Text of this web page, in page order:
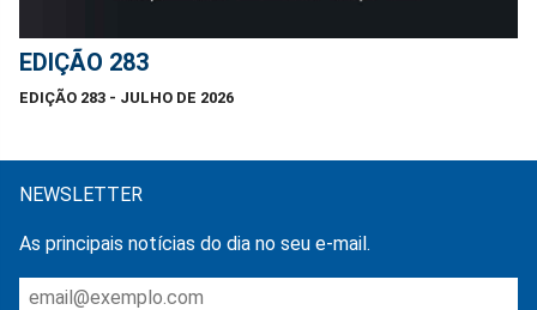
EDIÇÃO 283
EDIÇÃO 283 - JULHO DE 2026
NEWSLETTER
As principais notícias do dia no seu e-mail.